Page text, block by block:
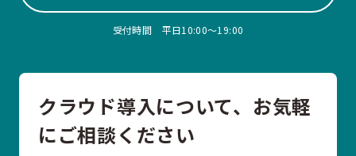
受付時間 平日10:00〜19:00
クラウド導入について、お気軽
にご相談ください